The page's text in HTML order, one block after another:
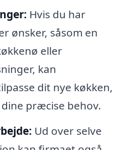
Hvis du har
ønsker, såsom en
eller
kan
dit nye køkken,
præcise behov.
Ud over selve